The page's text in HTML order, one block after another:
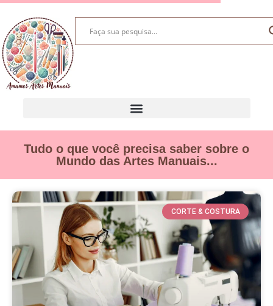
Tudo o que você precisa saber sobre o
Mundo das Artes Manuais...
CORTE & COSTURA